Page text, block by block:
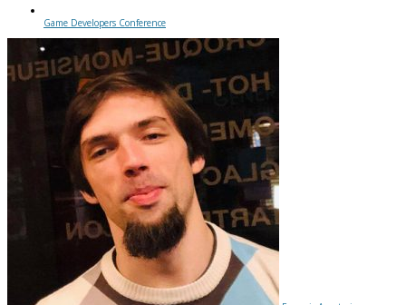
Game Developers Conference